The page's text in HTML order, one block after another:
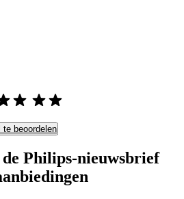
beoordelen
Philips-nieuwsbrief